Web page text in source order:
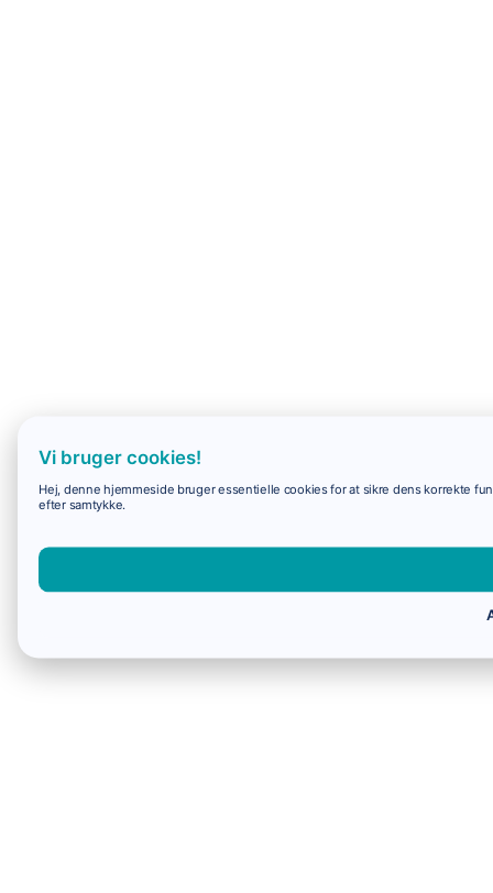
Vi bruger cookies!
Hej, denne hjemmeside bruger essentielle cookies for at sikre dens korrekte
efter samtykke.